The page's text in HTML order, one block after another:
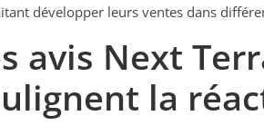
développer leurs ventes dans
avis Next
la